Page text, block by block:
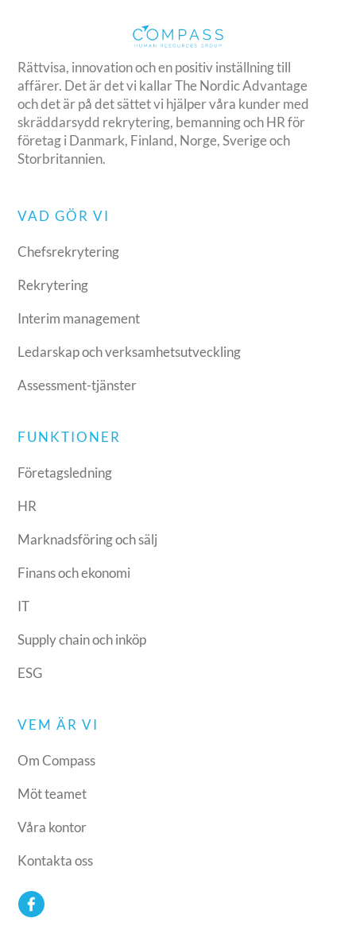
Rättvisa, innovation och en positiv inställning till
affärer. Det är det vi kallar The Nordic Advantage
och det är på det sättet vi hjälper våra kunder med
skräddarsydd rekrytering, bemanning och HR för
företag i Danmark, Finland, Norge, Sverige och
Storbritannien.
VAD GÖR VI
Chefsrekrytering
Rekrytering
Interim management
Ledarskap och verksamhetsutveckling
Assessment-tjänster
FUNKTIONER
Företagsledning
HR
Marknadsföring och sälj
Finans och ekonomi
IT
Supply chain och inköp
ESG
VEM ÄR VI
Om Compass
Möt teamet
Våra kontor
Kontakta oss